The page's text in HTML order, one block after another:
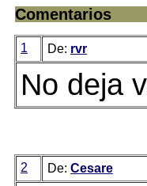
Comentarios
1 De: rvr
No deja
2 De: Cesare